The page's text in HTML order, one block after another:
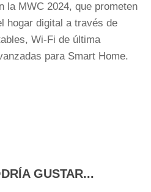
la MWC 2024, que prometen
hogar digital a través de
Wi-Fi de última
para Smart Home.
GUSTAR...